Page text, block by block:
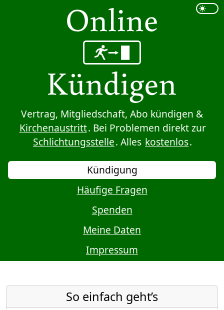
Sprung zum Inhalt
Vertrag, Mitgliedschaft, Abo kündigen &
Kirchenaustritt. Bei Problemen direkt zur
Schlichtungsstelle. Alles kostenlos.
Kündigung
Häufige Fragen
Spenden
Meine Daten
Impressum
So einfach geht’s